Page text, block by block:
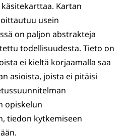
Kartan
usein
on paljon abstrakteja
todellisuudesta. Tieto on
ei kieltä korjaamalla saa
asioista, joista ei pitäisi
opiskelun
tiedon kytkemiseen